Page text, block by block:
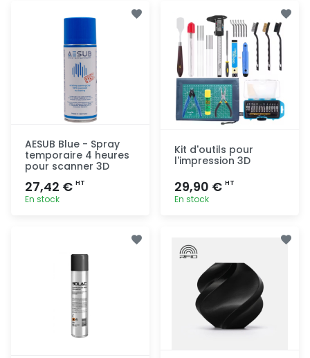
rapide
rapide
AESUB Blue - Spray
temporaire 4 heures
pour scanner 3D
27,42 € HT
En stock
Kit d'outils pour
l'impression 3D
29,90 € HT
En stock